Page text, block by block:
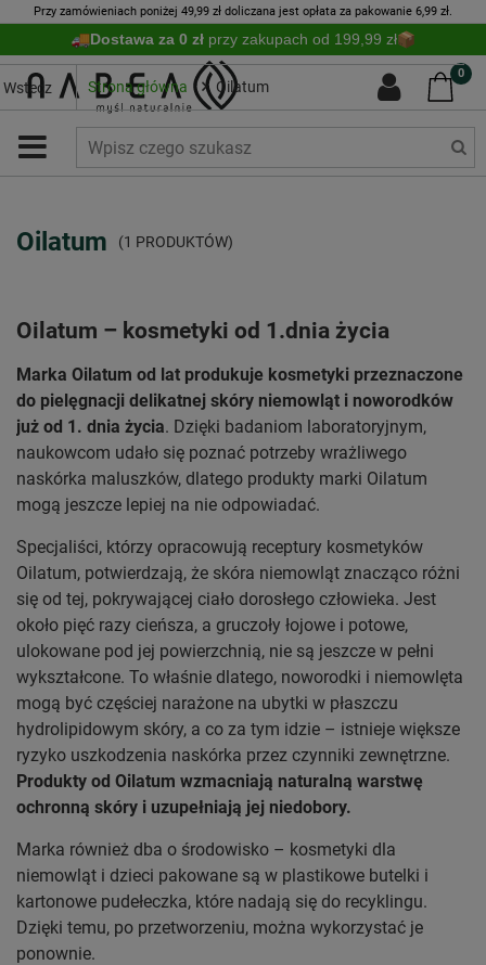
Przy zamówieniach poniżej 49,99 zł doliczana jest opłata za pakowanie 6,99 zł.
Dostawa za 0 zł przy zakupach od 199,99 zł
0
Wstecz Strona główna Oilatum
Oilatum (1 PRODUKTÓW)
Oilatum – kosmetyki od 1.dnia życia
Marka Oilatum od lat produkuje kosmetyki przeznaczone
do pielęgnacji delikatnej skóry niemowląt i noworodków
już od 1. dnia życia. Dzięki badaniom laboratoryjnym,
naukowcom udało się poznać potrzeby wrażliwego
naskórka maluszków, dlatego produkty marki Oilatum
mogą jeszcze lepiej na nie odpowiadać.
Specjaliści, którzy opracowują receptury kosmetyków
Oilatum, potwierdzają, że skóra niemowląt znacząco różni
się od tej, pokrywającej ciało dorosłego człowieka. Jest
około pięć razy cieńsza, a gruczoły łojowe i potowe,
ulokowane pod jej powierzchnią, nie są jeszcze w pełni
wykształcone. To właśnie dlatego, noworodki i niemowlęta
mogą być częściej narażone na ubytki w płaszczu
hydrolipidowym skóry, a co za tym idzie – istnieje większe
ryzyko uszkodzenia naskórka przez czynniki zewnętrzne.
Produkty od Oilatum wzmacniają naturalną warstwę
ochronną skóry i uzupełniają jej niedobory.
Marka również dba o środowisko – kosmetyki dla
niemowląt i dzieci pakowane są w plastikowe butelki i
kartonowe pudełeczka, które nadają się do recyklingu.
Dzięki temu, po przetworzeniu, można wykorzystać je
ponownie.